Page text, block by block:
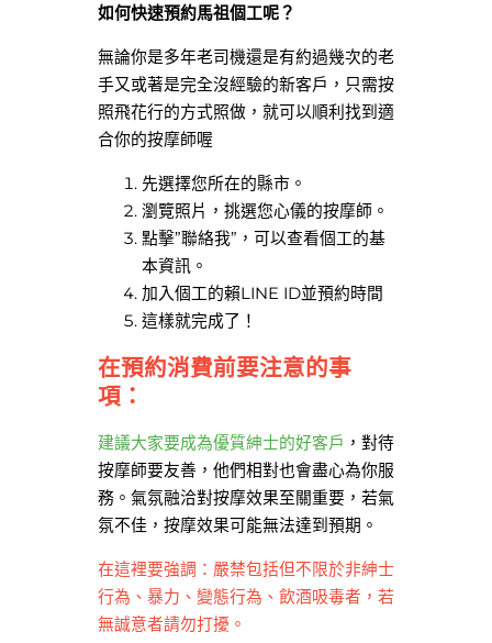
如何快速預約馬祖個工呢？
無論你是多年老司機還是有約過幾次的老
手又或著是完全沒經驗的新客戶，只需按
照飛花行的方式照做，就可以順利找到適
合你的按摩師喔
先選擇您所在的縣市。
瀏覽照片，挑選您心儀的按摩師。
點擊”聯絡我”，可以查看個工的基
本資訊。
加入個工的賴LINE ID並預約時間
這樣就完成了！
在預約消費前要注意的事
項：
建議大家要成為優質紳士的好客戶 ，對待
按摩師要友善，他們相對也會盡心為你服
務。氣氛融洽對按摩效果至關重要，若氣
氛不佳，按摩效果可能無法達到預期。
在這裡要強調：嚴禁包括但不限於非紳士
行為、暴力、變態行為、飲酒吸毒者，若
無誠意者請勿打擾。